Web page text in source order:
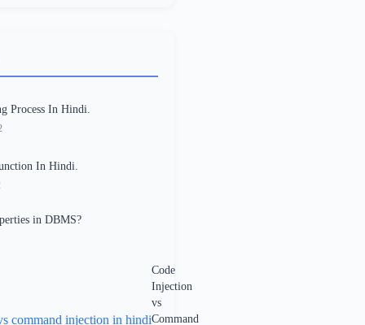
Process In Hindi.
In Hindi.
in DBMS?
Code
Injection
vs
Command